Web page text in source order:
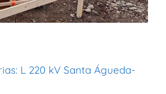
L 220 kV Santa Águeda-